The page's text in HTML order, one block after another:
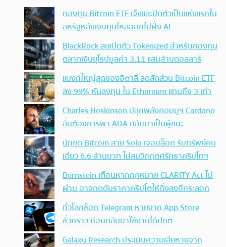
กองทุน Bitcoin ETF เจ๊งและปิดตัวเป็นแห่งแรกใน
สหรัฐหลังเงินทุนไหลออกไปฝั่ง AI
BlackRock ลุยเปิดตัว Tokenized สำหรับกองทุน
ตลาดเงินยุโรปมูลค่า 3.11 แสนล้านดอลลาร์
แบงก์ใหญ่สุดของอิตาลี ลดสัดส่วน Bitcoin ETF
ลง 99% หันลงทุน ใน Ethereum แทนถึง 3 เท่า
Charles Hoskinson ปลุกพลังคอมมูฯ Cardano
ลั่นต้องการพา ADA กลับมาเป็นผู้ชนะ
นักขุด Bitcoin สาย Solo เจอบล็อก รับทรัพย์คน
เดียว 6.6 ล้านบาท ไม่สนวิกฤตศรัทธาคริปโทฯ
Bernstein เตือนหากกฎหมาย CLARITY Act ไม่
ผ่าน อาจกดดันราคาคริปโตให้ดิ่งลงอีกระลอก
ทั่วโลกช็อก Telegram หายจาก App Store
ชั่วคราว ก่อนกลับมาใช้งานได้ปกติ
Galaxy Research ประเมินความเสียหายจาก